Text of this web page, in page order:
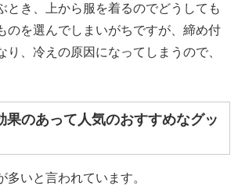
とき、上から服を着るのでどうしても
のを選んでしまいがちですが、締め付
り、冷えの原因になってしまうので、
果のあって人気のおすすめなグッ
多いと言われています。